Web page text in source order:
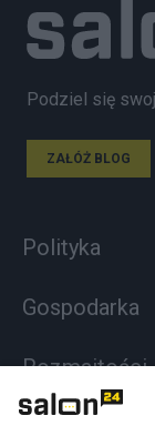
Podziel się
ZAŁÓŻ BLOG
Polityka
Gospodarka
Rozmaitości